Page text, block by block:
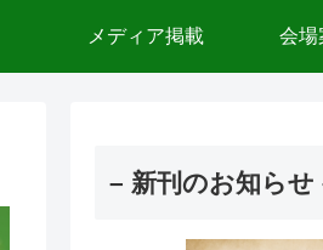
メディア掲載 会場
– 新刊のお知らせ